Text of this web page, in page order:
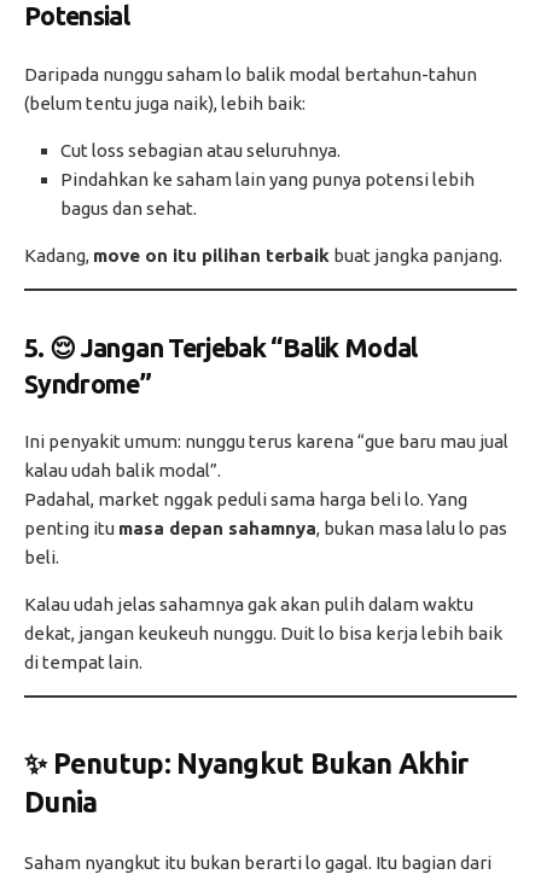
Potensial
Daripada nunggu saham lo balik modal bertahun-tahun
(belum tentu juga naik), lebih baik:
Cut loss sebagian atau seluruhnya.
Pindahkan ke saham lain yang punya potensi lebih
bagus dan sehat.
Kadang, move on itu pilihan terbaik buat jangka panjang.
5. 😌 Jangan Terjebak “Balik Modal
Syndrome”
Ini penyakit umum: nunggu terus karena “gue baru mau jual
kalau udah balik modal”.
Padahal, market nggak peduli sama harga beli lo. Yang
penting itu masa depan sahamnya, bukan masa lalu lo pas
beli.
Kalau udah jelas sahamnya gak akan pulih dalam waktu
dekat, jangan keukeuh nunggu. Duit lo bisa kerja lebih baik
di tempat lain.
✨ Penutup: Nyangkut Bukan Akhir
Dunia
Saham nyangkut itu bukan berarti lo gagal. Itu bagian dari